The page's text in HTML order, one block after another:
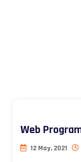
Web
12 May, 2021